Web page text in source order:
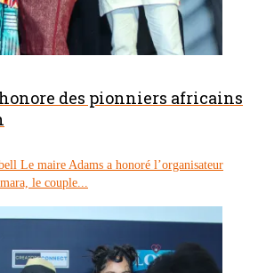
des pionniers africains
Le maire Adams a honoré l’organisateur
le couple...